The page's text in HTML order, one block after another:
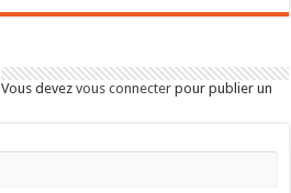
Vous devezvous connecter pour publier un